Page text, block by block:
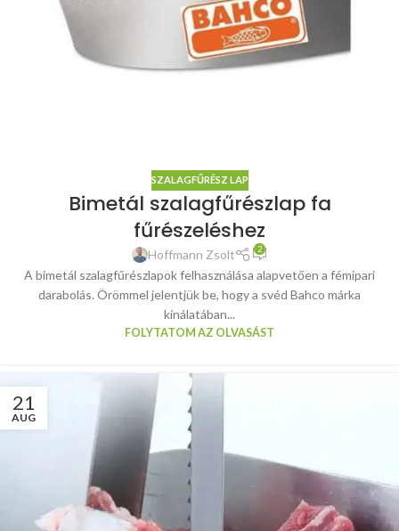
SZALAGFŰRÉSZ LAP
Bimetál szalagfűrészlap fa
fűrészeléshez
Hoffmann Zsolt 2
A bimetál szalagfűrészlapok felhasználása alapvetően a fémipari
darabolás. Örömmel jelentjük be, hogy a svéd Bahco márka
kínálatában...
FOLYTATOM AZ OLVASÁST
21
AUG